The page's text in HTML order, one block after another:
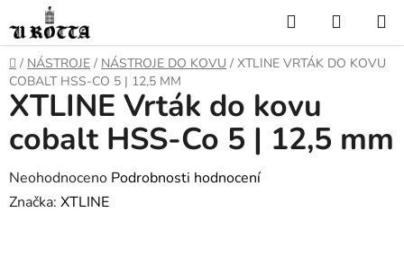
na
obsah
Hledat
KOŠÍK
DOMŮ
/ NÁSTROJE / NÁSTROJE DO KOVU / XTLINE VRTÁK DO KOVU
COBALT HSS-CO 5 | 12,5 MM
XTLINE Vrták do kovu
cobalt HSS-Co 5 | 12,5 mm
Průměrné
hodnocení
Neohodnoceno Podrobnosti hodnocení
Značka: XTLINE